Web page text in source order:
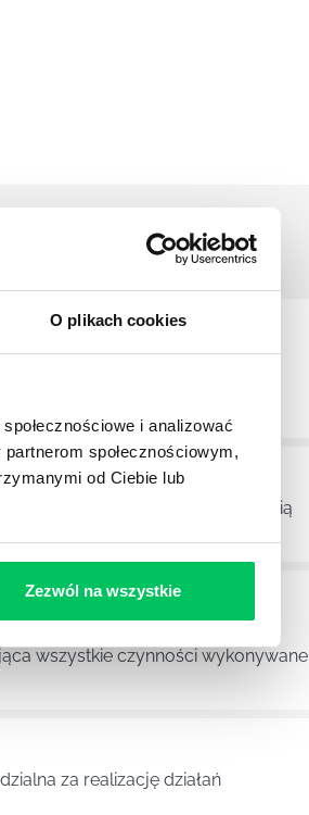
O plikach cookies
i analizować
społecznościowym,
od Ciebie lub
Zezwól na wszystkie
wszystkich związanych z
a ich praca stanowi
biznesowych. Z pewnością
sprawnie realizować swoich
wszystkie czynności wykonywane
za realizację działań